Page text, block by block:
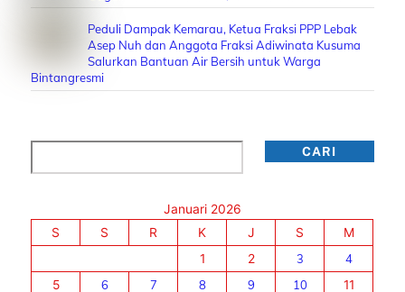
Peduli Dampak Kemarau, Ketua Fraksi PPP Lebak
Asep Nuh dan Anggota Fraksi Adiwinata Kusuma
Salurkan Bantuan Air Bersih untuk Warga
Bintangresmi
CARI
Januari 2026
S
S R K J S
M
1
2 3
4
5
6 7 8 9 10
11